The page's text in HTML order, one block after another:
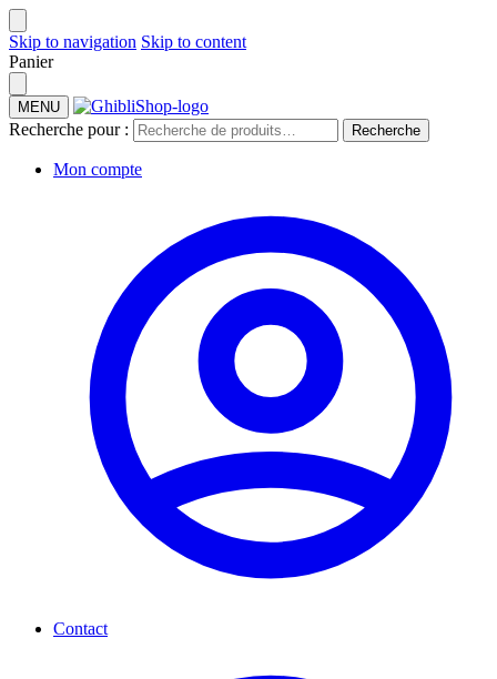
Skip to navigation Skip to content
Panier
MENU
Recherche pour : Recherche
Mon compte
Contact